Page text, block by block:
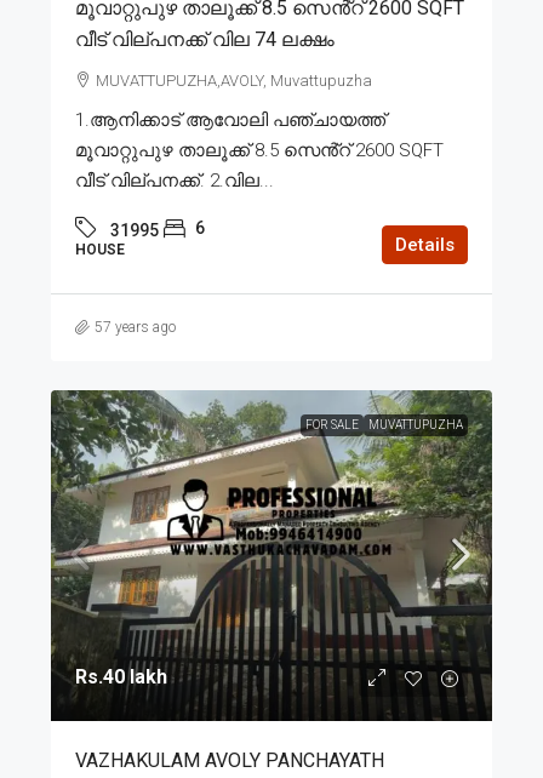
മൂവാറ്റുപുഴ താലൂക്ക് 8.5 സെൻ്റ് 2600 SQFT
വീട് വില്പനക്ക് വില 74 ലക്ഷം
MUVATTUPUZHA,AVOLY, Muvattupuzha
1.ആനിക്കാട് ആവോലി പഞ്ചായത്ത്
മൂവാറ്റുപുഴ താലൂക്ക് 8.5 സെൻ്റ് 2600 SQFT
വീട് വില്പനക്ക്. 2.വില...
31995 6
HOUSE Details
57 years ago
FOR SALE MUVATTUPUZHA
Rs.40 lakh
VAZHAKULAM AVOLY PANCHAYATH